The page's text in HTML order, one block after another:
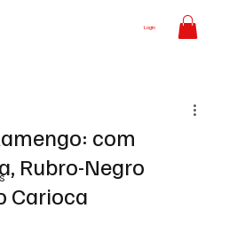
Login
com
Rubro-Negro
Carioca